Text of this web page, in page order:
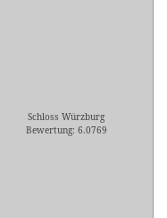
Schloss Würzburg
Bewertung: 6.0769